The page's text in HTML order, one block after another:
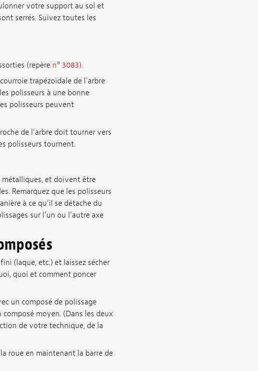
votre support au sol et
serrés. Suivez toutes les
(repère n° 3083).
trapézoïdale de l'arbre
polisseurs à une bonne
polisseurs peuvent
de l’arbre doit tourner vers
polisseurs tournent.
métalliques, et doivent être
Remarquez que les polisseurs
à ce qu’il se détache du
sur l’un ou l’autre axe
(laque, etc.) et laissez sécher
quoi et comment poncer
un composé de polissage
composé moyen. (Dans les deux
de votre technique, de la
roue en maintenant la barre de